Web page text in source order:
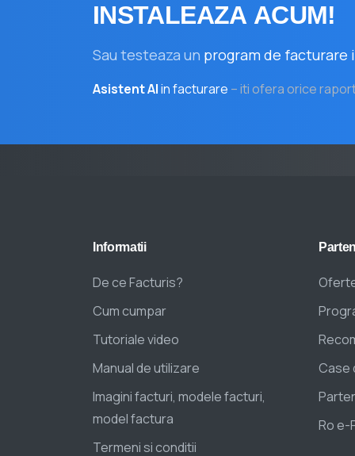
INSTALEAZA ACUM!
Sau testeaza un program de
Asistent AIin facturare – iti ofera orice
Informatii
De ce Facturis?
Cum cumpar
Tutoriale video
Manual de utilizare
Imagini facturi, modele facturi,
model factura
Termeni si conditii
Case
Ro e-